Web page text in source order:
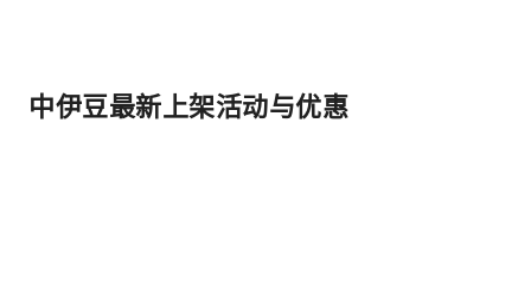
中伊豆最新上架活动与优惠